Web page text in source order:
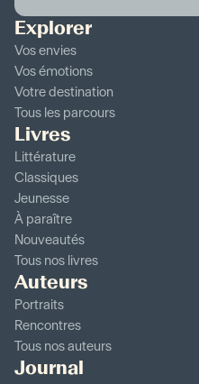
Explorer
Vos envies
Vos émotions
Votre destination
Tous les parcours
Livres
Littérature
Classiques
Jeunesse
À paraître
Nouveautés
Tous nos livres
Auteurs
Portraits
Rencontres
Tous nos auteurs
Journal